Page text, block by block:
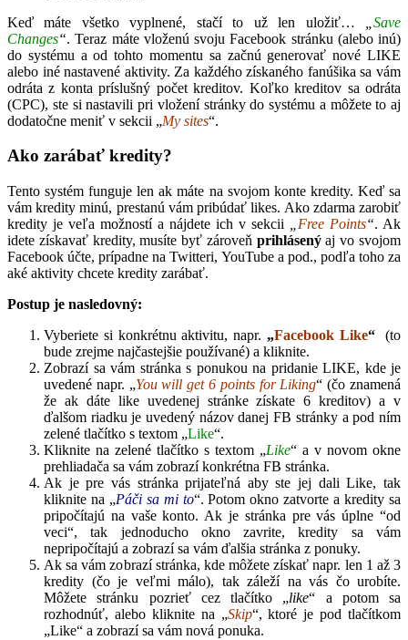
Keď máte všetko vyplnené, stačí to už len uložiť…
Save
Changes“. Teraz máte vloženú svoju Facebook stránku (alebo inú)
do systému a od tohto momentu sa začnú generovať nové LIKE
alebo iné nastavené aktivity. Za každého získaného fanúšika sa vám
odráta z konta príslušný počet kreditov. Koľko kreditov sa odráta
(CPC), ste si nastavili pri vložení stránky do systému a môžete to aj
dodatočne meniť v sekcii „My sites“.
Ako zarábať kredity?
Tento systém funguje len ak máte na svojom konte kredity. Keď sa
vám kredity minú, prestanú vám pribúdať likes. Ako zdarma zarobiť
kredity je veľa možností a nájdete ich v sekcii
Free Points“. Ak
idete získavať kredity, musíte byť zároveň prihlásenýaj vo svojom
Facebook účte, prípadne na Twitteri, YouTube a pod., podľa toho za
aké aktivity chcete kredity zarábať.
Postup je nasledovný:
Vyberiete si konkrétnu aktivitu, napr. „Facebook Like“
(to
bude zrejme najčastejšie používané) a kliknite.
Zobrazí sa vám stránka s ponukou na pridanie LIKE, kde je
uvedené napr. „You will get 6 points for Liking“ (čo znamená
že ak dáte like uvedenej stránke získate 6 kreditov) a v
ďalšom riadku je uvedený názov danej FB stránky a pod ním
zelené tlačítko s textom „Like“.
Kliknite na zelené tlačítko s textom „Like“ a v novom okne
prehliadača sa vám zobrazí konkrétna FB stránka.
Ak je pre vás stránka prijateľná aby ste jej dali Like, tak
kliknite na „Páči sa mi to“. Potom okno zatvorte a kredity sa
pripočítajú na vaše konto. Ak je stránka pre vás úplne “od
veci“, tak jednoducho okno zavrite, kredity sa vám
nepripočítajú a zobrazí sa vám ďalšia stránka z ponuky.
Ak sa vám zobrazí stránka, kde môžete získať napr. len 1 až 3
kredity (čo je veľmi málo), tak záleží na vás čo urobíte.
Môžete stránku pozrieť cez tlačítko „like“ a potom sa
rozhodnúť, alebo kliknite na „Skip“, ktoré je pod tlačítkom
„Like“ a zobrazí sa vám nová ponuka.